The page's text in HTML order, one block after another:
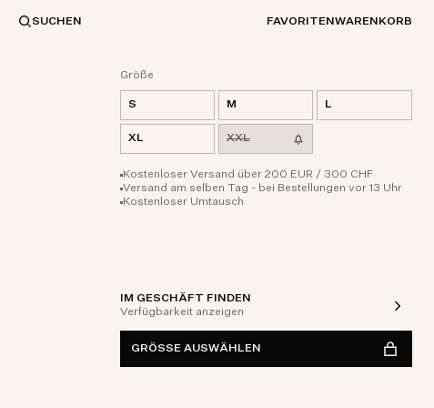
SUCHEN FAVORITEN WARENKORB
Größe
S M L
XL XXL
Kostenloser Versand über 200 EUR / 300 CHF
Versand am selben Tag - bei Bestellungen vor 13 Uhr
Kostenloser Umtausch
IM GESCHÄFT FINDEN
Verfügbarkeit anzeigen
GRÖSSE AUSWÄHLEN